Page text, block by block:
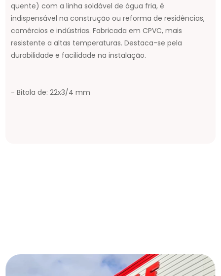
quente) com a linha soldável de água fria, é
indispensável na construção ou reforma de residências,
comércios e indústrias. Fabricada em CPVC, mais
resistente a altas temperaturas. Destaca-se pela
durabilidade e facilidade na instalação.
- Bitola de: 22x3/4 mm